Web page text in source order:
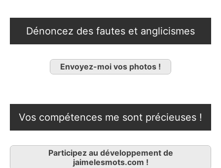
Dénoncez des fautes et anglicismes
Envoyez-moi vos photos !
Vos compétences me sont précieuses !
Participez au développement de
jaimelesmots.com !